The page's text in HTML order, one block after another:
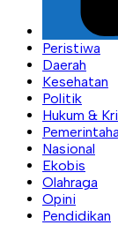
Peristiwa
Daerah
Kesehatan
Politik
Hukum &
Nasional
Ekobis
Olahraga
Opini
Pendidikan